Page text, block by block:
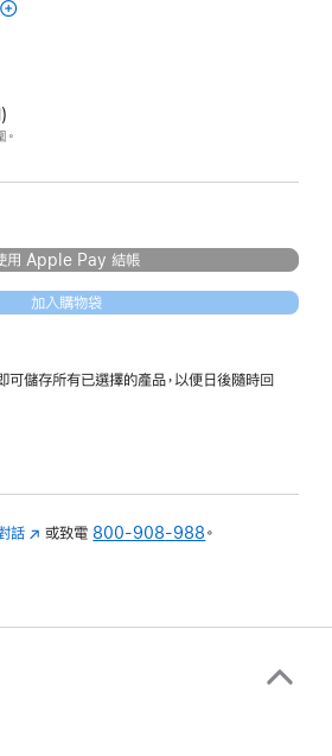
用 Apple Pay 結帳
加入購物袋
可儲存所有已選擇的產品，以便日後隨時回
話 (以
開
或致電 800-908-988 。